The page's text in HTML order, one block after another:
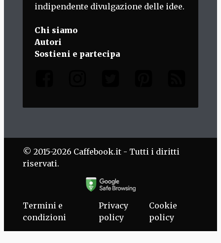
indipendente divulgazione delle idee.
Chi siamo
Autori
Sostieni e partecipa
© 2015-2026 Caffebook.it - Tutti i diritti
riservati.
Termini e
condizioni
Privacy
policy
Cookie
policy